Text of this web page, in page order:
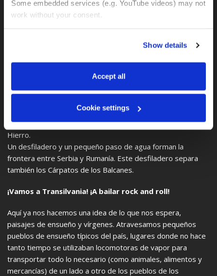
Some embedded services (e.g. YouTube videos) may not
work without your consent.
manage your preferences. You can change your choice
at any time via “Cookie settings” in the footer. For more
Privacy & Cookie Policy
Show details
Accept all
Cookie settings
Etapa 4: ¡299 km!
Gran parte de nuestra ruta nos lleva hacia el noreste, en el
lado rumano, a lo largo del Danubio hasta la Puerta de
Hierro.
Un desfiladero y un pequeño paso de agua forman la
frontera entre Serbia y Rumanía. Este desfiladero separa
también los Cárpatos de los Balcanes.
¡Vamos a Transilvania! ¡A bailar rock and roll!
Aquí ya nos hacemos una idea de lo que nos espera,
paisajes de ensueño y vírgenes. Atravesamos pequeños
pueblos de ensueño típicos del país, lugares donde no hace
tanto tiempo se utilizaban locomotoras de vapor para
transportar todo lo necesario (como animales, alimentos y
mercancías) de un lado a otro de los pueblos de los